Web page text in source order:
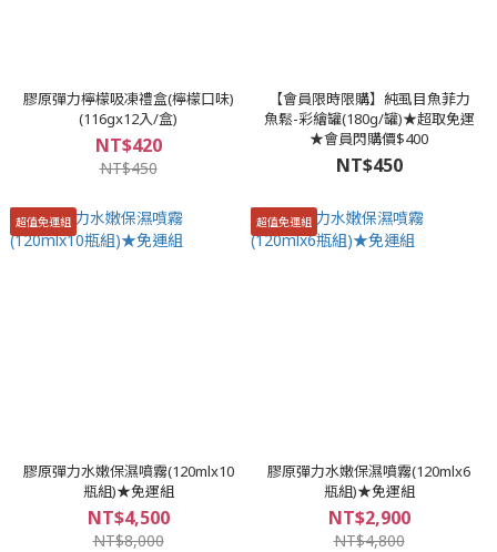
膠原彈力檸檬吸凍禮盒(檸檬口味)
(116gx12入/盒)
NT$420
NT$450
【會員限時限購】純虱目魚菲力
魚鬆-彩繪罐(180g/罐)★超取免運
★會員閃購價$400
NT$450
超值免運組
膠原彈力水嫩保濕噴霧(120mlx10
瓶組)★免運組
NT$4,500
NT$8,000
超值免運組
膠原彈力水嫩保濕噴霧(120mlx6
瓶組)★免運組
NT$2,900
NT$4,800